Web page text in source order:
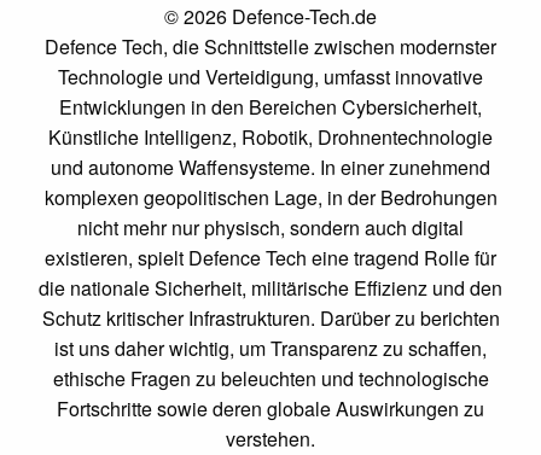
© 2026 Defence-Tech.de
Defence Tech, die Schnittstelle zwischen modernster
Technologie und Verteidigung, umfasst innovative
Entwicklungen in den Bereichen Cybersicherheit,
Künstliche Intelligenz, Robotik, Drohnentechnologie
und autonome Waffensysteme. In einer zunehmend
komplexen geopolitischen Lage, in der Bedrohungen
nicht mehr nur physisch, sondern auch digital
existieren, spielt Defence Tech eine tragend Rolle für
die nationale Sicherheit, militärische Effizienz und den
Schutz kritischer Infrastrukturen. Darüber zu berichten
ist uns daher wichtig, um Transparenz zu schaffen,
ethische Fragen zu beleuchten und technologische
Fortschritte sowie deren globale Auswirkungen zu
verstehen.